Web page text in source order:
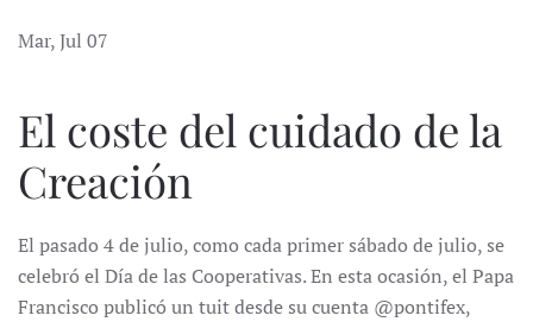
Mar, Jul 07
El coste del cuidado de la
Creación
El pasado 4 de julio, como cada primer sábado de julio, se
celebró el Día de las Cooperativas. En esta ocasión, el Papa
Francisco publicó un tuit desde su cuenta @pontifex,